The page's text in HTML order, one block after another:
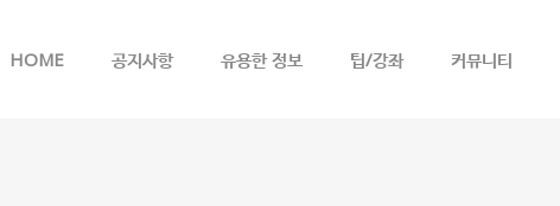
HOME 공지사항 유용한 정보 팁/강좌 커뮤니티